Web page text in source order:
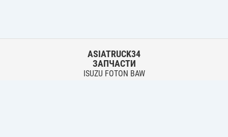
ASIATRUCK34
ЗАПЧАСТИ
ISUZU FOTON BAW